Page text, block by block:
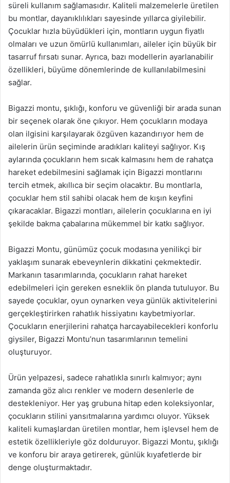
süreli kullanım sağlamasıdır. Kaliteli malzemelerle üretilen
bu montlar, dayanıklılıkları sayesinde yıllarca giyilebilir.
Çocuklar hızla büyüdükleri için, montların uygun fiyatlı
olmaları ve uzun ömürlü kullanımları, aileler için büyük bir
tasarruf fırsatı sunar. Ayrıca, bazı modellerin ayarlanabilir
özellikleri, büyüme dönemlerinde de kullanılabilmesini
sağlar.
Bigazzi montu, şıklığı, konforu ve güvenliği bir arada sunan
bir seçenek olarak öne çıkıyor. Hem çocukların modaya
olan ilgisini karşılayarak özgüven kazandırıyor hem de
ailelerin ürün seçiminde aradıkları kaliteyi sağlıyor. Kış
aylarında çocukların hem sıcak kalmasını hem de rahatça
hareket edebilmesini sağlamak için Bigazzi montlarını
tercih etmek, akıllıca bir seçim olacaktır. Bu montlarla,
çocuklar hem stil sahibi olacak hem de kışın keyfini
çıkaracaklar. Bigazzi montları, ailelerin çocuklarına en iyi
şekilde bakma çabalarına mükemmel bir katkı sağlıyor.
Bigazzi Montu, günümüz çocuk modasına yenilikçi bir
yaklaşım sunarak ebeveynlerin dikkatini çekmektedir.
Markanın tasarımlarında, çocukların rahat hareket
edebilmeleri için gereken esneklik ön planda tutuluyor. Bu
sayede çocuklar, oyun oynarken veya günlük aktivitelerini
gerçekleştirirken rahatlık hissiyatını kaybetmiyorlar.
Çocukların enerjilerini rahatça harcayabilecekleri konforlu
giysiler, Bigazzi Montu’nun tasarımlarının temelini
oluşturuyor.
Ürün yelpazesi, sadece rahatlıkla sınırlı kalmıyor; aynı
zamanda göz alıcı renkler ve modern desenlerle de
destekleniyor. Her yaş grubuna hitap eden koleksiyonlar,
çocukların stilini yansıtmalarına yardımcı oluyor. Yüksek
kaliteli kumaşlardan üretilen montlar, hem işlevsel hem de
estetik özellikleriyle göz dolduruyor. Bigazzi Montu, şıklığı
ve konforu bir araya getirerek, günlük kıyafetlerde bir
denge oluşturmaktadır.